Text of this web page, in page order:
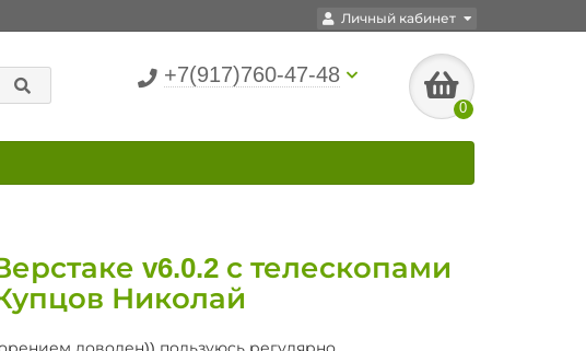
Личный кабинет
+7(917)760-47-48
0
v6.0.2 с телескопами
Николай